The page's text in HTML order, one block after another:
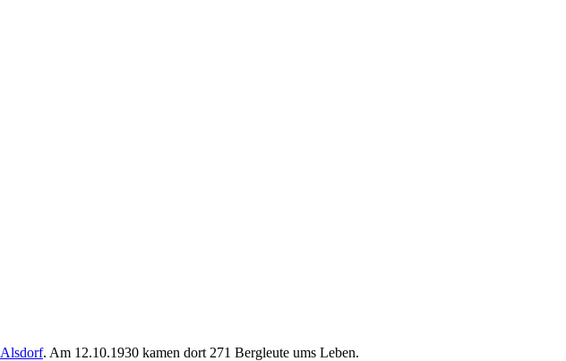
Alsdorf. Am 12.10.1930 kamen dort 271 Bergleute ums Leben.